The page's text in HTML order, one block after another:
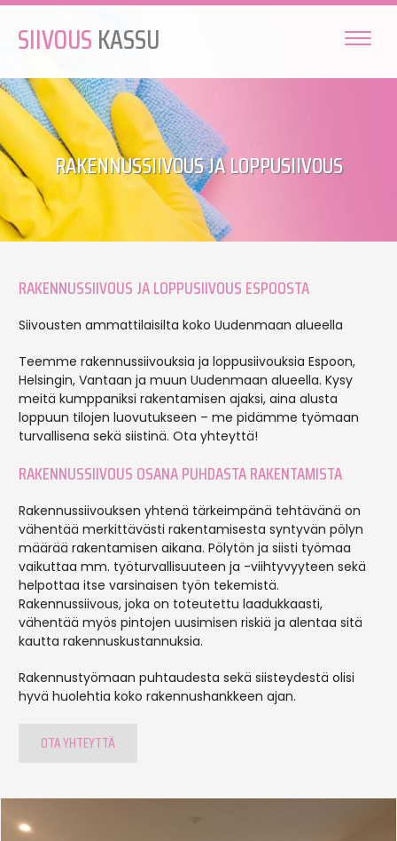
SIIVOUSKASSU
RAKENNUSSIIVOUS JA LOPPUSIIVOUS
RAKENNUSSIIVOUS JA LOPPUSIIVOUS ESPOOSTA
Siivousten ammattilaisilta koko Uudenmaan alueella
Teemme rakennussiivouksia ja loppusiivouksia Espoon,
Helsingin, Vantaan ja muun Uudenmaan alueella. Kysy
meitä kumppaniksi rakentamisen ajaksi, aina alusta
loppuun tilojen luovutukseen – me pidämme työmaan
turvallisena sekä siistinä. Ota yhteyttä!
RAKENNUSSIIVOUS OSANA PUHDASTA RAKENTAMISTA
Rakennussiivouksen yhtenä tärkeimpänä tehtävänä on
vähentää merkittävästi rakentamisesta syntyvän pölyn
määrää rakentamisen aikana. Pölytön ja siisti työmaa
vaikuttaa mm. työturvallisuuteen ja -viihtyvyyteen sekä
helpottaa itse varsinaisen työn tekemistä.
Rakennussiivous, joka on toteutettu laadukkaasti,
vähentää myös pintojen uusimisen riskiä ja alentaa sitä
kautta rakennuskustannuksia.
Rakennustyömaan puhtaudesta sekä siisteydestä olisi
hyvä huolehtia koko rakennushankkeen ajan.
OTA YHTEYTTÄ